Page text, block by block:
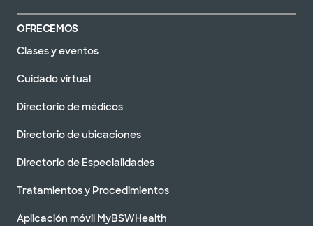
OFRECEMOS
Clases y eventos
Cuidado virtual
Directorio de médicos
Directorio de ubicaciones
Directorio de Especialidades
Tratamientos y Procedimientos
Aplicación móvil MyBSWHealth